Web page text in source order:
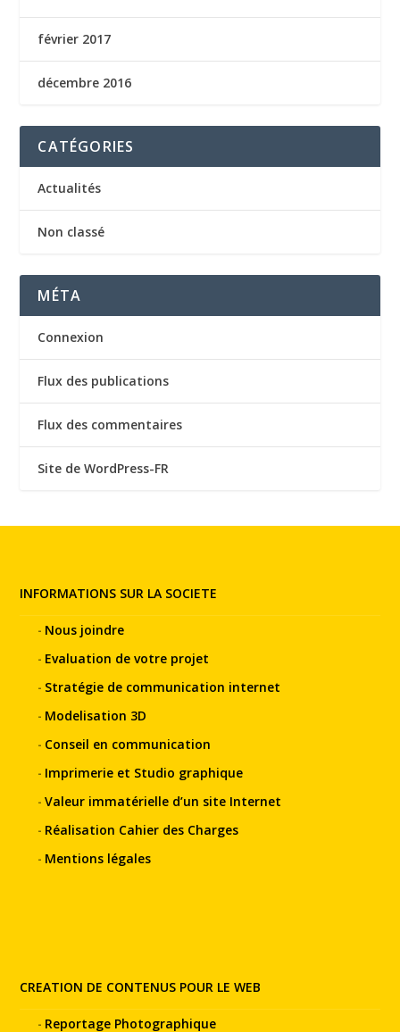
février 2017
décembre 2016
CATÉGORIES
Actualités
Non classé
MÉTA
Connexion
Flux des publications
Flux des commentaires
Site de WordPress-FR
INFORMATIONS SUR LA SOCIETE
Nous joindre
Evaluation de votre projet
Stratégie de communication internet
Modelisation 3D
Conseil en communication
Imprimerie et Studio graphique
Valeur immatérielle d’un site Internet
Réalisation Cahier des Charges
Mentions légales
CREATION DE CONTENUS POUR LE WEB
Reportage Photographique